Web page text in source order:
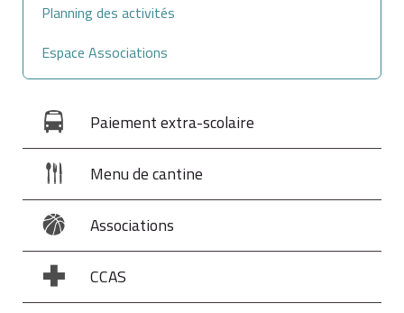
Planning des activités
Espace Associations
Paiement extra-scolaire
Menu de cantine
Associations
CCAS